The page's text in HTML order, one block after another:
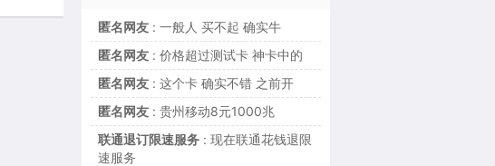
匿名网友: 一般人 买不起 确实牛
匿名网友: 价格超过测试卡 神卡中的
匿名网友: 这个卡 确实不错 之前开
匿名网友: 贵州移动8元1000兆
联通退订限速服务: 现在联通花钱退限
速服务